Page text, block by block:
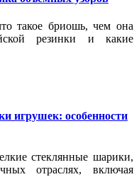
такое бриошь, чем она
резинки и какие
игрушек: особенности
стеклянные шарики,
отраслях, включая